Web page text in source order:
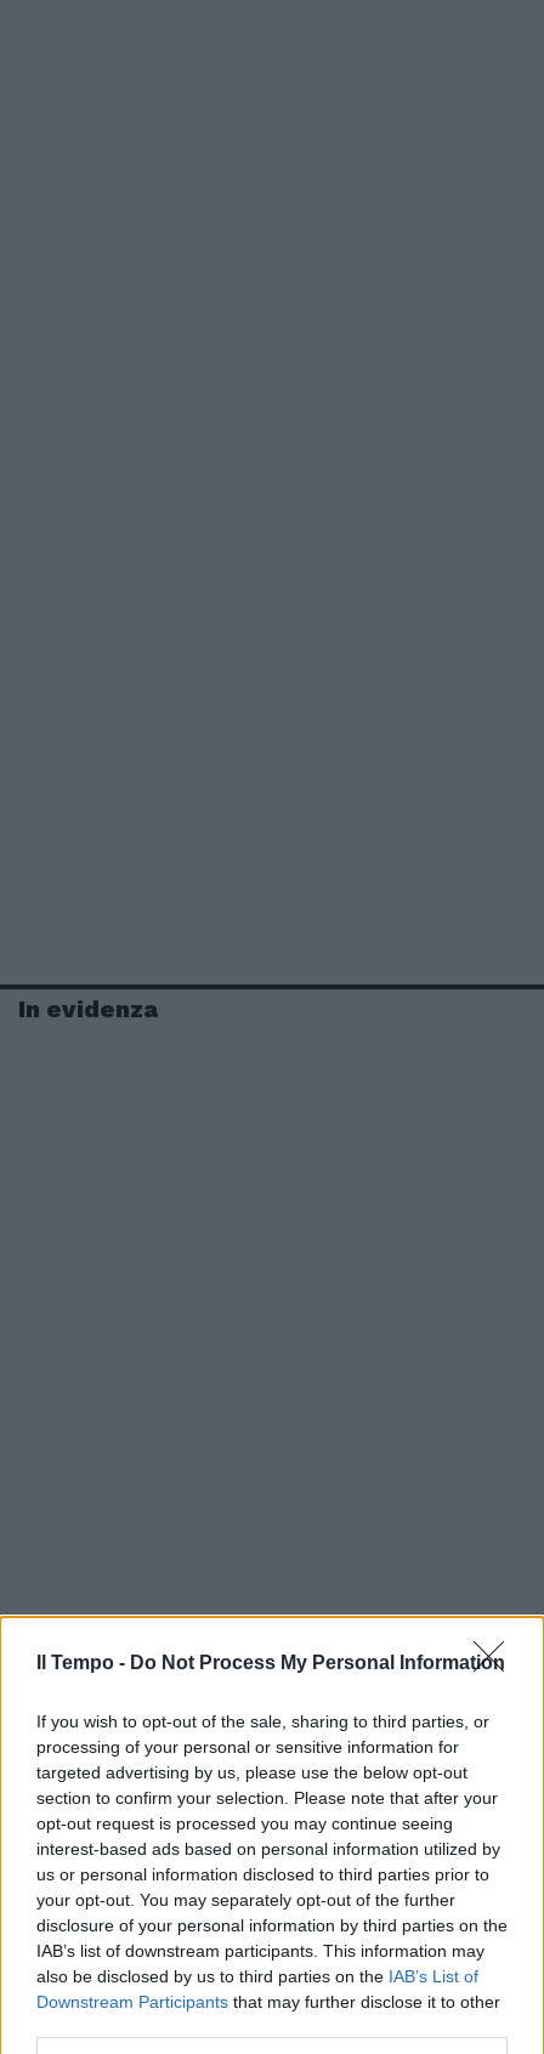
Il Tempo - Do Not Process My Personal Information
If you wish to opt-out of the sale, sharing to third parties, or
processing of your personal or sensitive information for
targeted advertising by us, please use the below opt-out
section to confirm your selection. Please note that after your
opt-out request is processed you may continue seeing
interest-based ads based on personal information utilized by
us or personal information disclosed to third parties prior to
your opt-out. You may separately opt-out of the further
disclosure of your personal information by third parties on the
IAB’s list of downstream participants. This information may
also be disclosed by us to third parties on the IAB’s List of
Downstream Participants that may further disclose it to other
In evidenza